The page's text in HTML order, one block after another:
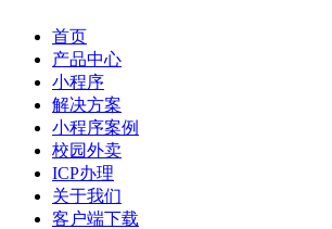
首页
产品中心
小程序
解决方案
小程序案例
校园外卖
ICP办理
关于我们
客户端下载